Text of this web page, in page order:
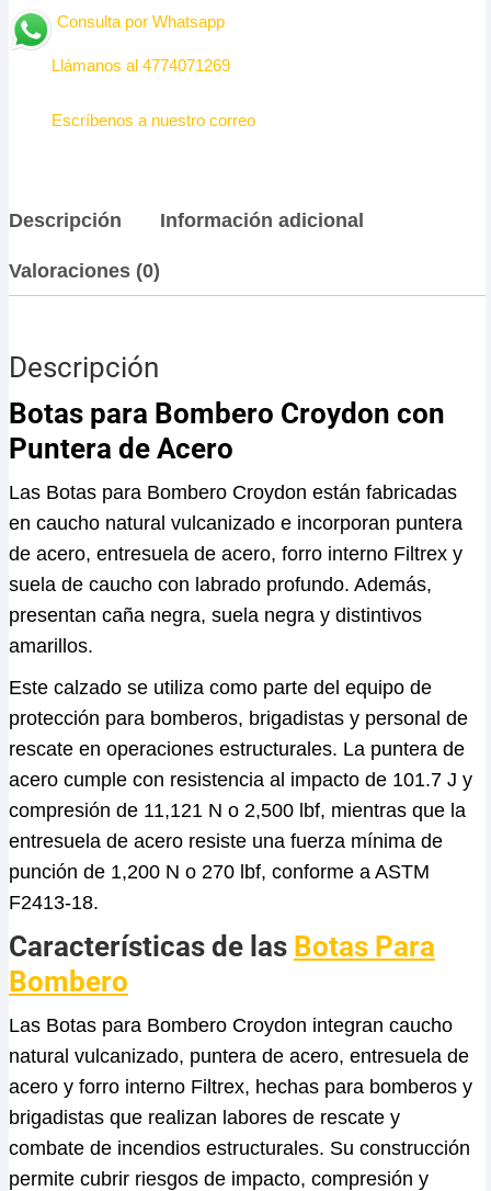
Consulta por Whatsapp
Llámanos al 4774071269
Escríbenos a nuestro correo
Descripción Información adicional
Valoraciones (0)
Descripción
Botas para Bombero Croydon con
Puntera de Acero
Las Botas para Bombero Croydon están fabricadas
en caucho natural vulcanizado e incorporan puntera
de acero, entresuela de acero, forro interno Filtrex y
suela de caucho con labrado profundo. Además,
presentan caña negra, suela negra y distintivos
amarillos.
Este calzado se utiliza como parte del equipo de
protección para bomberos, brigadistas y personal de
rescate en operaciones estructurales. La puntera de
acero cumple con resistencia al impacto de 101.7 J y
compresión de 11,121 N o 2,500 lbf, mientras que la
entresuela de acero resiste una fuerza mínima de
punción de 1,200 N o 270 lbf, conforme a ASTM
F2413-18.
Características de las Botas Para
Bombero
Las Botas para Bombero Croydon integran caucho
natural vulcanizado, puntera de acero, entresuela de
acero y forro interno Filtrex, hechas para bomberos y
brigadistas que realizan labores de rescate y
combate de incendios estructurales. Su construcción
permite cubrir riesgos de impacto, compresión y